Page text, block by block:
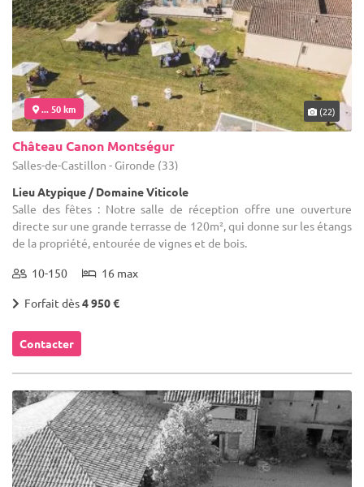
... 50 km (22)
Château Canon Montségur
Salles-de-Castillon - Gironde (33)
Lieu Atypique / Domaine Viticole
Salle des fêtes : Notre salle de réception offre une ouverture
directe sur une grande terrasse de 120m², qui donne sur les étangs
de la propriété, entourée de vignes et de bois.
10-150 16 max
Forfait dès4 950 €
Contacter